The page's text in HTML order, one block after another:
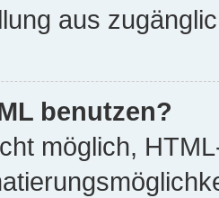
aus
benutzen?
möglich,